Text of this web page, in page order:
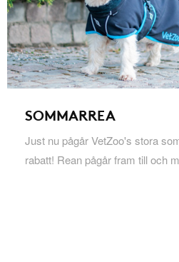
SOMMARREA
Just nu pågår VetZoo's stora
rabatt! Rean pågår fram till och